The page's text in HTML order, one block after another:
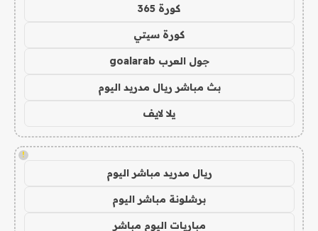
كورة 365
كورة سيتي
جول العرب goalarab
بث مباشر ريال مدريد اليوم
يلا لايف
!
ريال مدريد مباشر اليوم
برشلونة مباشر اليوم
مباريات اليوم مباشر